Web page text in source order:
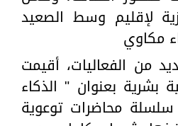
لإقليم وسط الصعيد
مكاوي
من الفعاليات، أقيمت
بشرية بعنوان " الذكاء
محاضرات توعوية